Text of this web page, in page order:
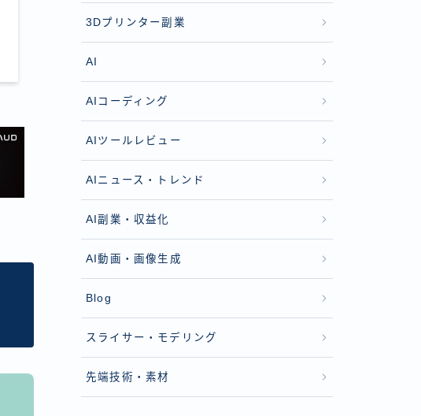
3Dプリンター副業
AI
AIコーディング
AIツールレビュー
AIニュース・トレンド
AI副業・収益化
AI動画・画像生成
Blog
スライサー・モデリング
先端技術・素材